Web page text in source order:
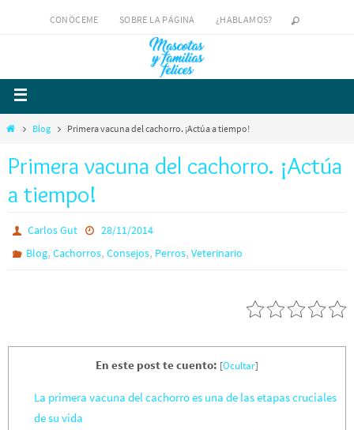
CONÓCEME SOBRE LA PÁGINA ¿HABLAMOS?
Blog Primera vacuna del cachorro. ¡Actúa a tiempo!
Primera vacuna del cachorro. ¡Actúa
a tiempo!
Carlos Gut
28/11/2014
Blog,Cachorros,Consejos, Perros,Veterinario
En este post te cuento: [Ocultar]
La primera vacuna del cachorro es una de las etapas cruciales
de su vida